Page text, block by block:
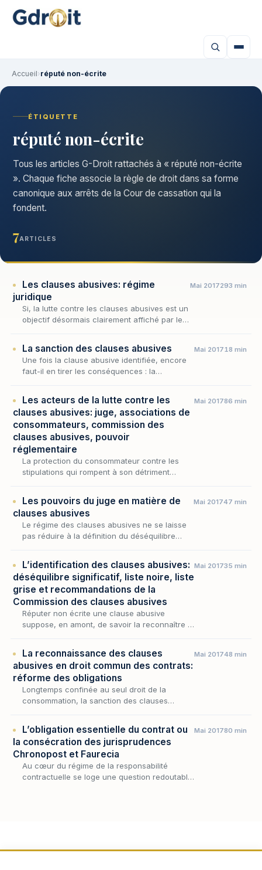
Accueil›réputé non-écrite
ÉTIQUETTE
réputé non-écrite
Tous les articles G-Droit rattachés à « réputé non-écrite
». Chaque fiche associe la règle de droit dans sa forme
canonique aux arrêts de la Cour de cassation qui la
fondent.
7ARTICLES
Les clauses abusives: régime
juridique
Si, la lutte contre les clauses abusives est un
objectif désormais clairement affiché par les
Mai 2017293 min
La sanction des clauses abusives
Une fois la clause abusive identifiée, encore
faut-il en tirer les conséquences : la
Mai 201718 min
Les acteurs de la lutte contre les
clauses abusives: juge, associations de
consommateurs, commission des
clauses abusives, pouvoir
réglementaire
La protection du consommateur contre les
stipulations qui rompent à son détriment
suppose un d…
Mai 201786 min
Les pouvoirs du juge en matière de
clauses abusives
Le régime des clauses abusives ne se laisse
pas réduire à la définition du déséquilibre
Mai 201747 min
L’identification des clauses abusives:
déséquilibre significatif, liste noire, liste
grise et recommandations de la
Commission des clauses abusives
Réputer non écrite une clause abusive
suppose, en amont, de savoir la reconnaître :
répond…
Mai 201735 min
La reconnaissance des clauses
abusives en droit commun des contrats:
réforme des obligations
Longtemps confinée au seul droit de la
consommation, la sanction des clauses
1171 du C…
Mai 201748 min
L’obligation essentielle du contrat ou
la consécration des jurisprudences
Chronopost et Faurecia
Au cœur du régime de la responsabilité
contractuelle se loge une question redoutable
Mai 201780 min